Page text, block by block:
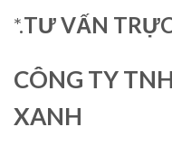
*.TƯ VẤN
CÔNG TY
XANH